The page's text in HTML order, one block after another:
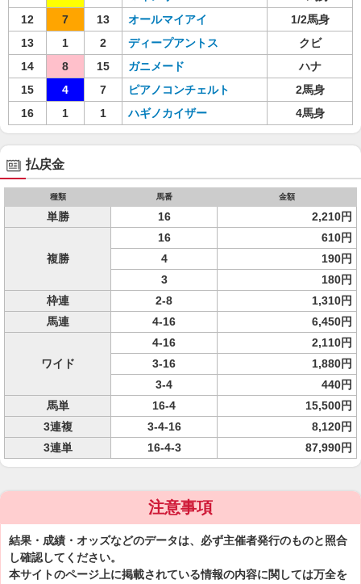
12
7 13 オールマイアイ
1/2馬身
13
1 2 ディープアントス
クビ
14
8 15 ガニメード
ハナ
15
4 7 ピアノコンチェルト
2馬身
16
1 1 ハギノカイザー 4馬身
払戻金
種類 馬番 金額
単勝 16 2,210円
複勝
16
610円
4
190円
3
180円
枠連
2-8
1,310円
馬連
4-16 6,450円
ワイド
4-16
2,110円
3-16
1,880円
3-4
440円
馬単
16-4
15,500円
3連複
3-4-16
8,120円
3連単
16-4-3 87,990円
注意事項
結果・成績・オッズなどのデータは、必ず主催者発行のものと照合
し確認してください。
本サイトのページ上に掲載されている情報の内容に関しては万全を